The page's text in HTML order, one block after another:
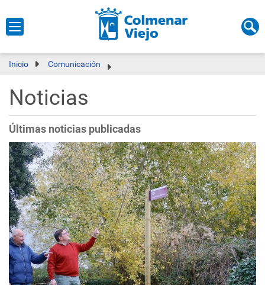
Inicio Comunicación
Noticias
Últimas noticias publicadas